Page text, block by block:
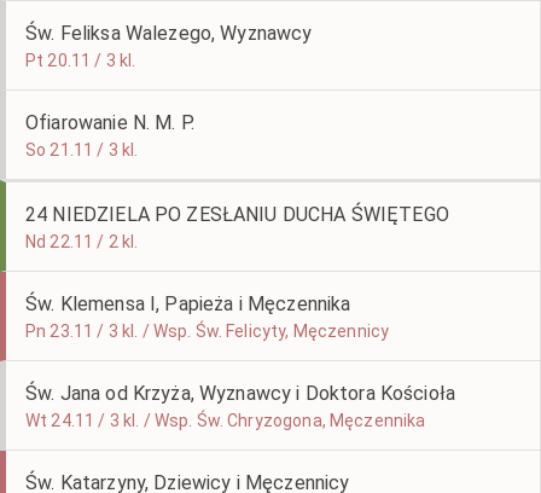
Św. Feliksa Walezego, Wyznawcy
Pt 20.11 / 3 kl.
Ofiarowanie N. M. P.
So 21.11 / 3 kl.
24 NIEDZIELA PO ZESŁANIU DUCHA ŚWIĘTEGO
Nd 22.11 / 2 kl.
Św. Klemensa I, Papieża i Męczennika
Pn 23.11 / 3 kl. / Wsp. Św. Felicyty, Męczennicy
Św. Jana od Krzyża, Wyznawcy i Doktora Kościoła
Wt 24.11 / 3 kl. / Wsp. Św. Chryzogona, Męczennika
Św. Katarzyny, Dziewicy i Męczennicy